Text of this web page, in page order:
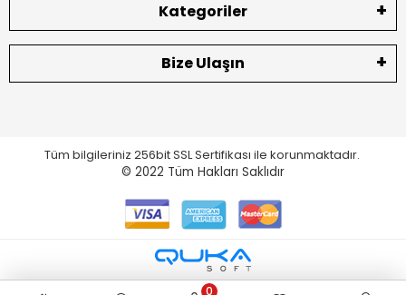
Kategoriler
Bize Ulaşın
Tüm bilgileriniz 256bit SSL Sertifikası ile korunmaktadır.
© 2022 Tüm Hakları Saklıdır
0